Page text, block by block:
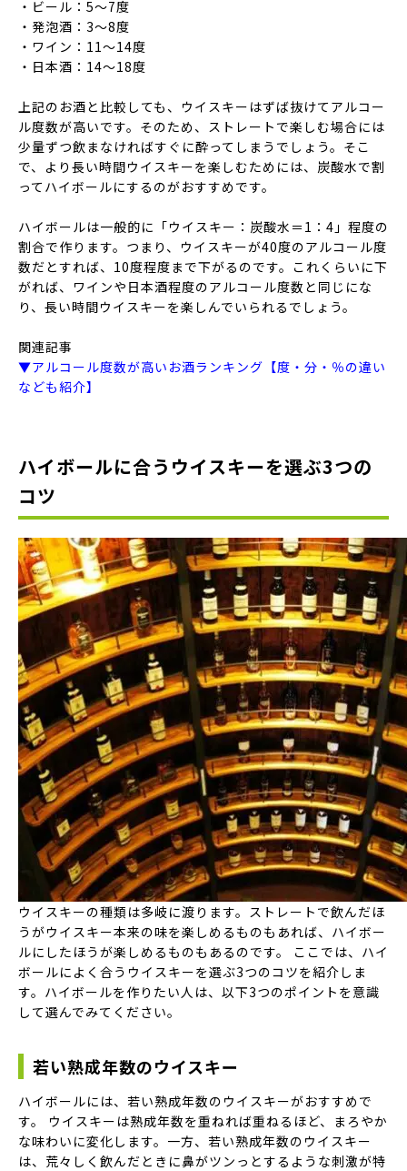
・ビール：5〜7度
・発泡酒：3〜8度
・ワイン：11〜14度
・日本酒：14〜18度
上記のお酒と比較しても、ウイスキーはずば抜けてアルコー
ル度数が高いです。そのため、ストレートで楽しむ場合には
少量ずつ飲まなければすぐに酔ってしまうでしょう。そこ
で、より長い時間ウイスキーを楽しむためには、炭酸水で割
ってハイボールにするのがおすすめです。
ハイボールは一般的に「ウイスキー：炭酸水＝1：4」程度の
割合で作ります。つまり、ウイスキーが40度のアルコール度
数だとすれば、10度程度まで下がるのです。これくらいに下
がれば、ワインや日本酒程度のアルコール度数と同じにな
り、長い時間ウイスキーを楽しんでいられるでしょう。
関連記事
▼アルコール度数が高いお酒ランキング【度・分・％の違い
なども紹介】
ハイボールに合うウイスキーを選ぶ3つの
コツ
ウイスキーの種類は多岐に渡ります。ストレートで飲んだほ
うがウイスキー本来の味を楽しめるものもあれば、ハイボー
ルにしたほうが楽しめるものもあるのです。 ここでは、ハイ
ボールによく合うウイスキーを選ぶ3つのコツを紹介しま
す。ハイボールを作りたい人は、以下3つのポイントを意識
して選んでみてください。
若い熟成年数のウイスキー
ハイボールには、若い熟成年数のウイスキーがおすすめで
す。 ウイスキーは熟成年数を重ねれば重ねるほど、まろやか
な味わいに変化します。一方、若い熟成年数のウイスキー
は、荒々しく飲んだときに鼻がツンっとするような刺激が特